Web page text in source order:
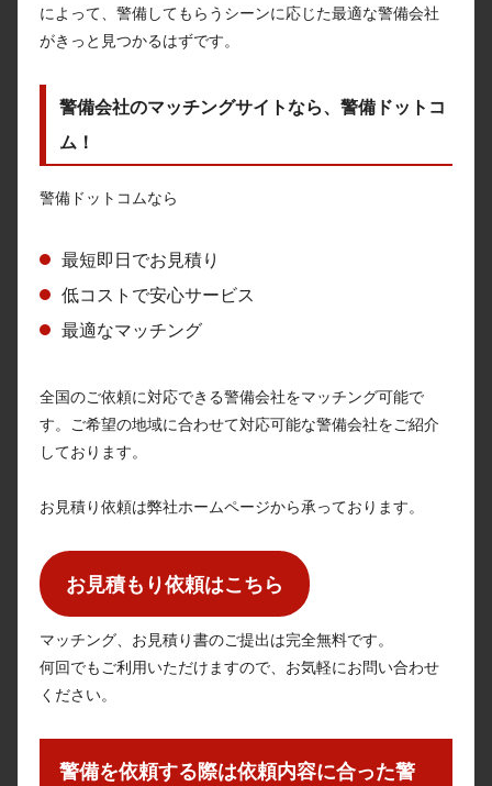
によって、警備してもらうシーンに応じた最適な警備会社
がきっと見つかるはずです。
警備会社のマッチングサイトなら、警備ドットコ
ム！
警備ドットコムなら
最短即日でお見積り
低コストで安心サービス
最適なマッチング
全国のご依頼に対応できる警備会社をマッチング可能で
す。ご希望の地域に合わせて対応可能な警備会社をご紹介
しております。
お見積り依頼は弊社ホームページから承っております。
お見積もり依頼はこちら
マッチング、お見積り書のご提出は完全無料です。
何回でもご利用いただけますので、お気軽にお問い合わせ
ください。
警備を依頼する際は依頼内容に合った警